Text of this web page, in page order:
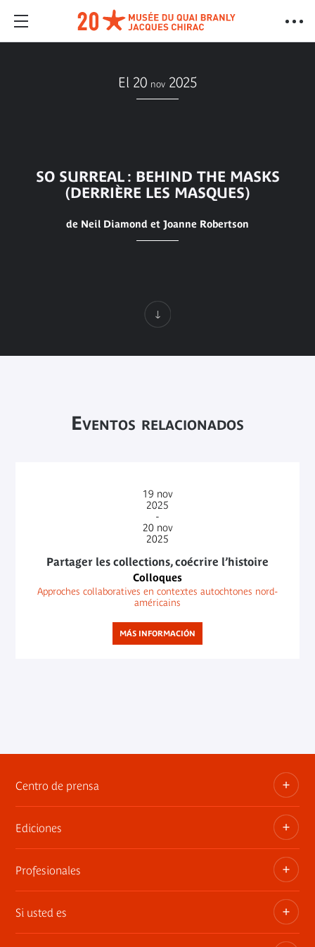
El 20 nov 2025
SO SURREAL : BEHIND THE MASKS
(DERRIÈRE LES MASQUES)
de Neil Diamond et Joanne Robertson
Eventos relacionados
19 nov
2025
-
20 nov
2025
Partager les collections, coécrire l’histoire
Colloques
Approches collaboratives en contextes autochtones nord-
américains
MÁS INFORMACIÓN
Centro de prensa
Dosieres, comunicados de prensa, anuncios de
exposiciones
Ediciones
Las publicaciones del museo
Profesionales
Privatiza los espacios
Si usted es